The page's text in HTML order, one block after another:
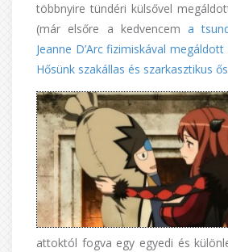
többnyire tündéri külsővel
(már elsőre a kedvencema
Jeanne D’Arc fizimiskával
Hősünk szakállas és szarkasztikus
attoktól fogva egy egyedi és